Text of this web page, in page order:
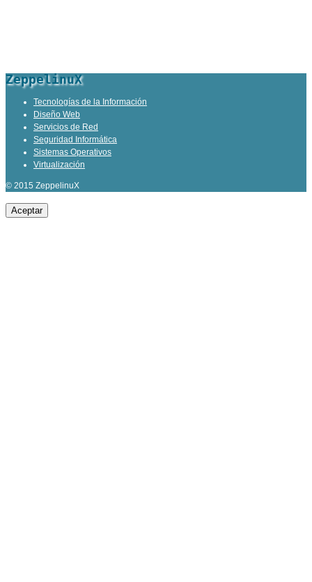
ZeppelinuX
Tecnologías de la Información
Diseño Web
Servicios de Red
Seguridad Informática
Sistemas Operativos
Virtualización
© 2015 ZeppelinuX
Aceptar